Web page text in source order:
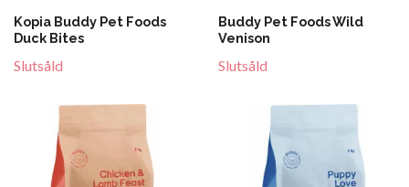
Kopia Buddy Pet Foods
Duck Bites
Slutsåld
Buddy Pet Foods Wild
Venison
Slutsåld